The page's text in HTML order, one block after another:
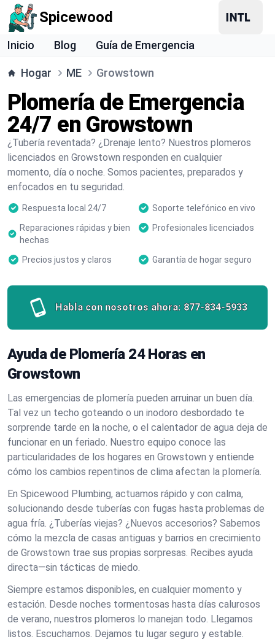
Spicewood
Inicio Blog Guía de Emergencia
Hogar ME Growstown
Plomería de Emergencia
24/7 en Growstown
¿Tubería reventada? ¿Drenaje lento? Nuestros plomeros
licenciados en Growstown responden en cualquier
momento, día o noche. Somos pacientes, preparados y
enfocados en tu seguridad.
Respuesta local 24/7
Soporte telefónico en vivo
Reparaciones rápidas y bien
hechas
Profesionales licenciados
Precios justos y claros Garantía de hogar seguro
Habla con nosotros ahora: 877-834-5933
Ayuda de Plomería 24 Horas en
Growstown
Las emergencias de plomería pueden arruinar un buen día.
Tal vez un techo goteando o un inodoro desbordado te
sorprende tarde en la noche, o el calentador de agua deja de
funcionar en un feriado. Nuestro equipo conoce las
particularidades de los hogares en Growstown y entiende
cómo los cambios repentinos de clima afectan la plomería.
En Spicewood Plumbing, actuamos rápido y con calma,
solucionando desde tuberías con fugas hasta problemas de
agua fría. ¿Tuberías viejas? ¿Nuevos accesorios? Sabemos
cómo la mezcla de casas antiguas y barrios en crecimiento
de Growstown trae sus propias sorpresas. Recibes ayuda
directa—sin tácticas de miedo.
Siempre estamos disponibles, en cualquier momento y
estación. Desde noches tormentosas hasta días calurosos
de verano, nuestros plomeros lo manejan todo. Llegamos
listos. Escuchamos. Dejamos tu lugar seguro y estable.